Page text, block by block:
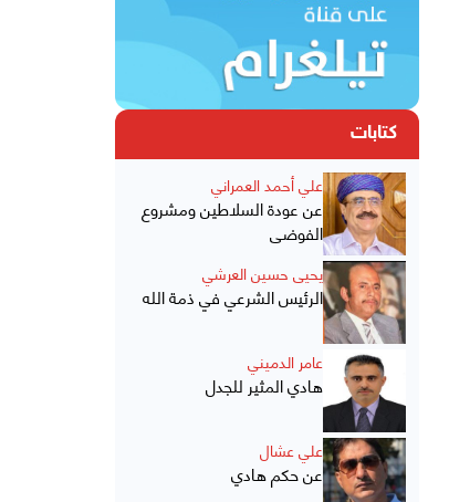
كتابات
علي أحمد العمراني
عن عودة السلاطين ومشروع
الفوضى
يحيى حسين العرشي
الرئيس الشرعي في ذمة الله
عامر الدميني
هادي المثير للجدل
علي عشال
عن حكم هادي